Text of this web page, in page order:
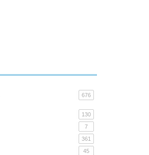
676
130
7
361
45